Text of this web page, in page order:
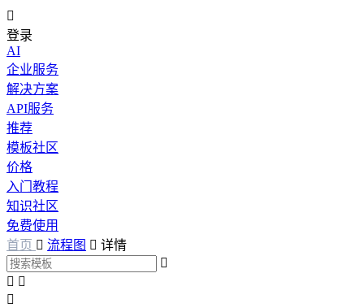

登录
AI
企业服务
解决方案
API服务
推荐
模板社区
价格
入门教程
知识社区
免费使用
首页  流程图  详情

 
